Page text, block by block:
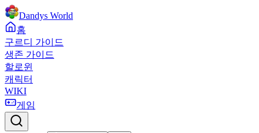
Dandys World
홈
구르디 가이드
생존 가이드
할로윈
캐릭터
WIKI
게임